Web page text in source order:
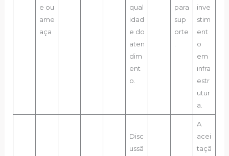
e ou
ame
aça
qual
idad
e do
aten
dim
ent
o.
para
sup
orte
.
inve
stim
ent
o
em
infra
estr
utur
a.
Disc
ussã
A
acei
taçã